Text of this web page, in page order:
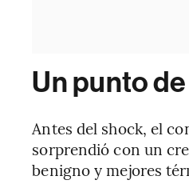
Un punto
Antes del shock, el
sorprendió con un
benigno y mejores